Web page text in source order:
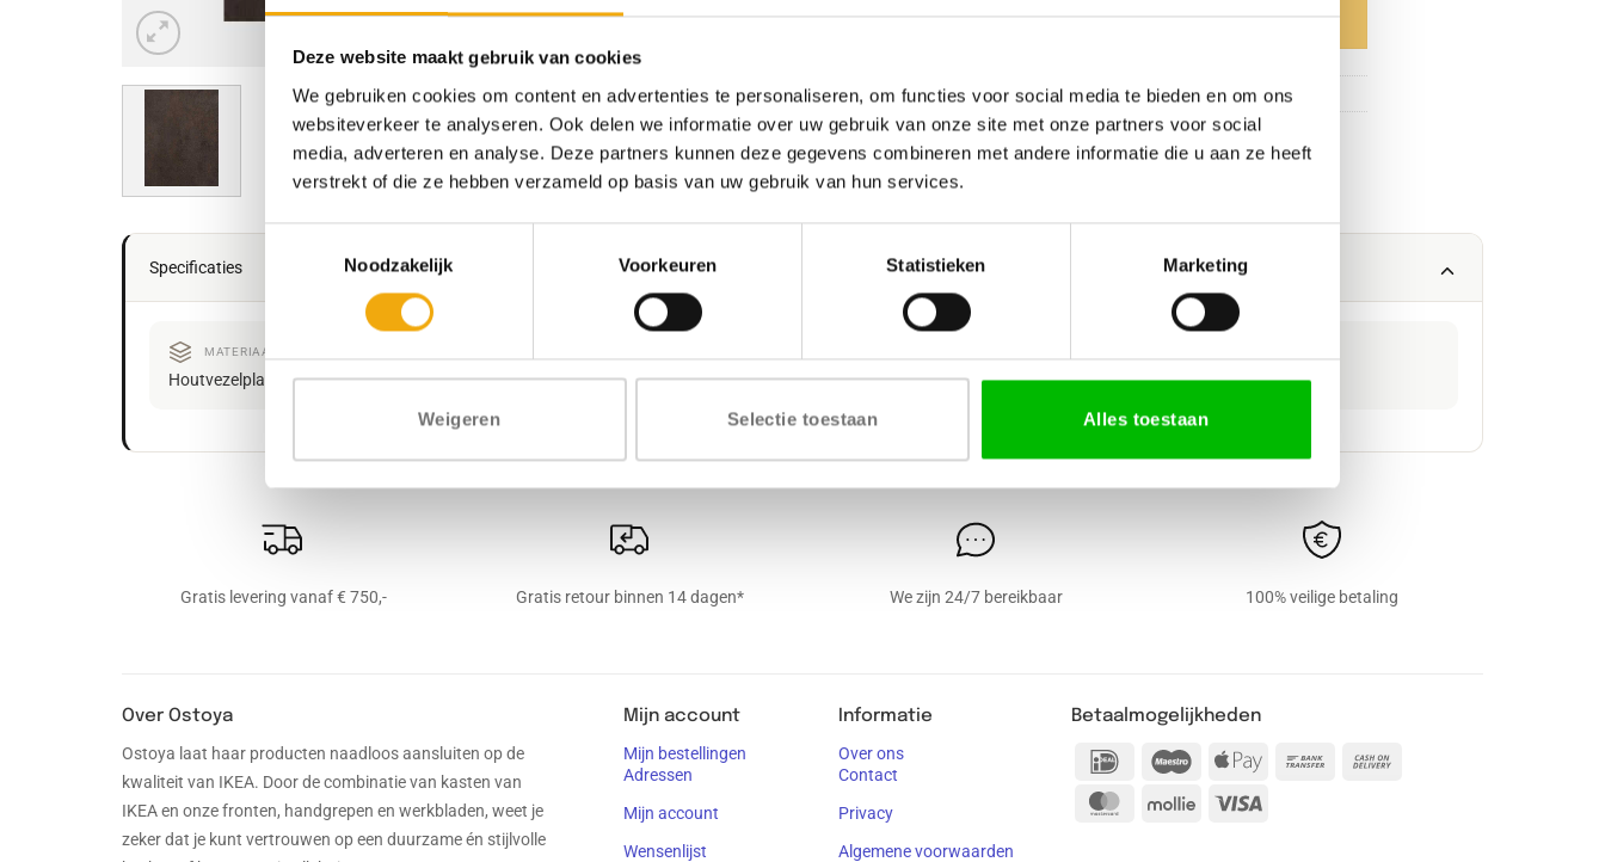
Deze website maakt gebruik van cookies
We gebruiken cookies om content en advertenties te personaliseren, om functies voor social media te bieden en om ons
websiteverkeer te analyseren. Ook delen we informatie over uw gebruik van onze site met onze partners voor social
media, adverteren en analyse. Deze partners kunnen deze gegevens combineren met andere informatie die u aan ze heeft
verstrekt of die ze hebben verzameld op basis van uw gebruik van hun services.
Toestemmingsselectie
Noodzakelijk
Voorkeuren Statistieken Marketing
Weigeren Selectie toestaan Alles toestaan
Toevoegen aan winkelwagen
SKU:N/B
Categorieën:Fronten voor Metod kasten,Keukens,Modern
Specificaties
MATERIAAL
Houtvezelplaat Melamine decor 18 mm 4 tot 6 weken Prijsgroep 2
Gratis levering vanaf € 750,- Gratis retour binnen 14 dagen* We zijn 24/7 bereikbaar 100% veilige betaling
Over Ostoya
Ostoya laat haar producten naadloos aansluiten op de
kwaliteit van IKEA. Door de combinatie van kasten van
IKEA en onze fronten, handgrepen en werkbladen, weet je
zeker dat je kunt vertrouwen op een duurzame én stijlvolle
Mijn account
Mijn bestellingen
Adressen
Mijn account
Wensenlijst
Informatie
Over ons
Contact
Privacy
Algemene voorwaarden
Betaalmogelijkheden
IDeal MaestroApple
Bank
MasterCardMollie Visa